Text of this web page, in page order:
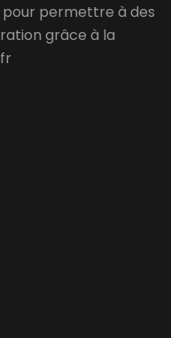
permettre à des
grâce à la